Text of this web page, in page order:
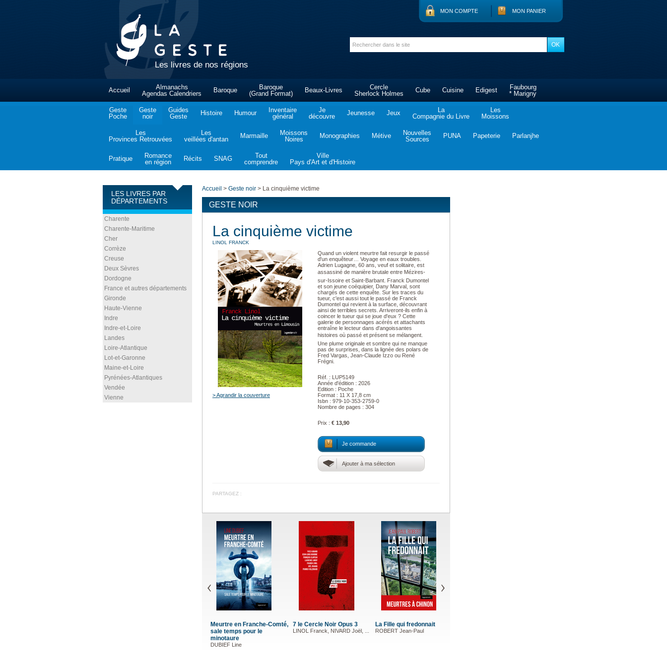
Les livres de nos régions
MON COMPTE MON PANIER
Accueil
Almanachs
Agendas Calendriers
Baroque
Baroque
(Grand Format)
Beaux-Livres
Cercle
Sherlock Holmes
Cube Cuisine Edigest
Faubourg
* Marigny
Geste
Poche
Geste
noir
Guides
Geste
Histoire Humour
Inventaire
général
Je
découvre
Jeunesse Jeux
La
Compagnie du Livre
Les
Moissons
Les
Provinces Retrouvées
Les
veillées d'antan
Marmaille
Moissons
Noires
Monographies Métive
Nouvelles
Sources
PUNA Papeterie Parlanjhe
Pratique
Romance
en région
Récits SNAG
Tout
comprendre
Ville
Pays d'Art et d'Histoire
LES LIVRES PAR
DÉPARTEMENTS
Charente
Charente-Maritime
Cher
Corrèze
Creuse
Deux Sèvres
Dordogne
France et autres départements
Gironde
Haute-Vienne
Indre
Indre-et-Loire
Landes
Loire-Atlantique
Lot-et-Garonne
Maine-et-Loire
Pyrénées-Atlantiques
Vendée
Vienne
Accueil > Geste noir > La cinquième victime
GESTE NOIR
La cinquième victime
LINOL FRANCK
> Agrandir la couverture
Quand un violent meurtre fait resurgir le passé
d'un enquêteur… Voyage en eaux troubles.
Adrien Lugagne, 60 ans, veuf et solitaire, est
assassiné de manière brutale entre Mézires-
sur-Issoire et Saint-Barbant. Franck Dumontel
et son jeune coéquipier, Dany Marval, sont
chargés de cette enquête. Sur les traces du
tueur, c'est aussi tout le passé de Franck
Dumontel qui revient à la surface, découvrant
ainsi de terribles secrets. Arriveront-ils enfin à
coincer le tueur qui se joue d'eux ? Cette
galerie de personnages acérés et attachants
entraîne le lecteur dans d'angoissantes
histoires où passé et présent se mélangent.
Une plume originale et sombre qui ne manque
pas de surprises, dans la lignée des polars de
Fred Vargas, Jean-Claude Izzo ou René
Frégni.
Réf. : LUP5149
Année d'édition : 2026
Edition : Poche
Format : 11 X 17,8 cm
Isbn : 979-10-353-2759-0
Nombre de pages : 304
Prix : € 13,90
Je commande
Ajouter à ma sélection
PARTAGEZ :
Meurtre en Franche-Comté,
sale temps pour le
minotaure
DUBIEF Line
7 le Cercle Noir Opus 3
LINOL Franck, NIVARD Joël, ...
La Fille qui fredonnait
ROBERT Jean-Paul